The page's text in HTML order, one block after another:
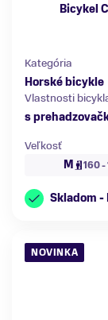
Bicykel
Kategória
Horské bicykle
Vlastnosti
s
Veľkosť
M
160 -
Skladom -
NOVINKA